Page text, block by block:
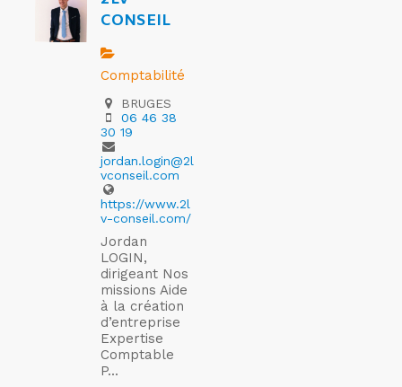
CONSEIL
Comptabilité
BRUGES
06 46 38
30 19
jordan.login@2l
vconseil.com
https://www.2l
v-conseil.com/
Jordan
LOGIN,
dirigeant Nos
missions Aide
à la création
d’entreprise
Expertise
Comptable
P...